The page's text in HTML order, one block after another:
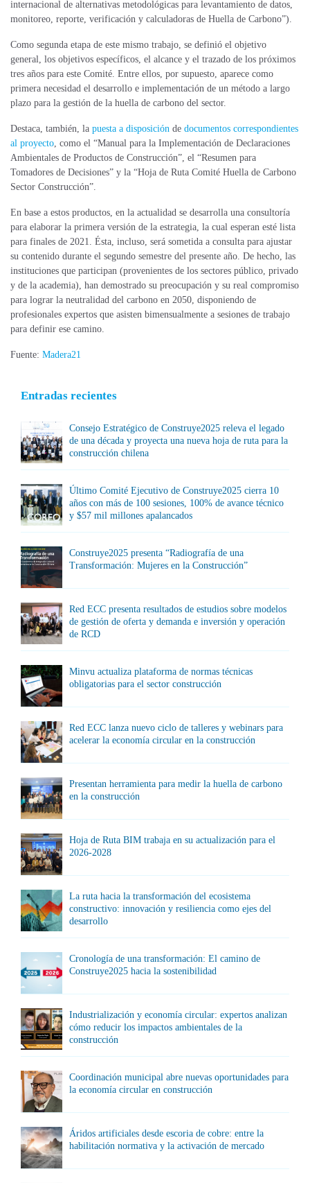
internacional de alternativas metodológicas para levantamiento de datos,
monitoreo, reporte, verificación y calculadoras de Huella de Carbono”).
Como segunda etapa de este mismo trabajo, se definió el objetivo
general, los objetivos específicos, el alcance y el trazado de los próximos
tres años para este Comité. Entre ellos, por supuesto, aparece como
primera necesidad el desarrollo e implementación de un método a largo
plazo para la gestión de la huella de carbono del sector.
Destaca, también, la puesta a disposición de documentos correspondientes
al proyecto , como el “Manual para la Implementación de Declaraciones
Ambientales de Productos de Construcción”, el “Resumen para
Tomadores de Decisiones” y la “Hoja de Ruta Comité Huella de Carbono
Sector Construcción”.
En base a estos productos, en la actualidad se desarrolla una consultoría
para elaborar la primera versión de la estrategia, la cual esperan esté lista
para finales de 2021. Ésta, incluso, será sometida a consulta para ajustar
su contenido durante el segundo semestre del presente año. De hecho, las
instituciones que participan (provenientes de los sectores público, privado
y de la academia), han demostrado su preocupación y su real compromiso
para lograr la neutralidad del carbono en 2050, disponiendo de
profesionales expertos que asisten bimensualmente a sesiones de trabajo
para definir ese camino.
Fuente: Madera21
Entradas recientes
Consejo Estratégico de Construye2025 releva el legado
de una década y proyecta una nueva hoja de ruta para la
construcción chilena
Último Comité Ejecutivo de Construye2025 cierra 10
años con más de 100 sesiones, 100% de avance técnico
y $57 mil millones apalancados
Construye2025 presenta “Radiografía de una
Transformación: Mujeres en la Construcción”
Red ECC presenta resultados de estudios sobre modelos
de gestión de oferta y demanda e inversión y operación
de RCD
Minvu actualiza plataforma de normas técnicas
obligatorias para el sector construcción
Red ECC lanza nuevo ciclo de talleres y webinars para
acelerar la economía circular en la construcción
Presentan herramienta para medir la huella de carbono
en la construcción
Hoja de Ruta BIM trabaja en su actualización para el
2026-2028
La ruta hacia la transformación del ecosistema
constructivo: innovación y resiliencia como ejes del
desarrollo
Cronología de una transformación: El camino de
Construye2025 hacia la sostenibilidad
Industrialización y economía circular: expertos analizan
cómo reducir los impactos ambientales de la
construcción
Coordinación municipal abre nuevas oportunidades para
la economía circular en construcción
Áridos artificiales desde escoria de cobre: entre la
habilitación normativa y la activación de mercado